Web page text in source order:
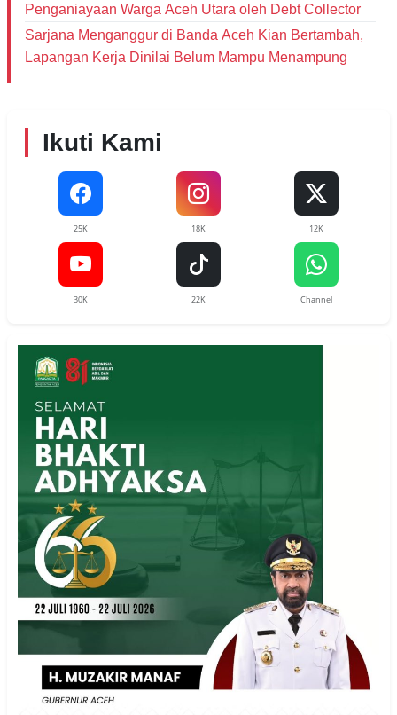
Penganiayaan Warga Aceh Utara oleh Debt Collector
‎Sarjana Menganggur di Banda Aceh Kian Bertambah,
Lapangan Kerja Dinilai Belum Mampu Menampung
Ikuti Kami
25K 18K 12K
30K 22K Channel